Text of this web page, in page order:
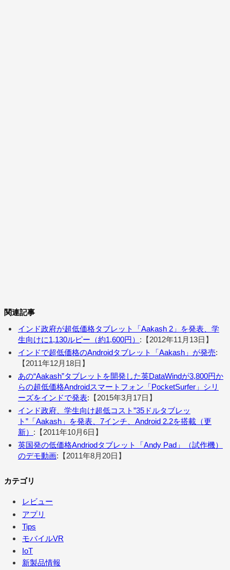
関連記事
インド政府が超低価格タブレット「Aakash 2」を発表、学
生向けに1,130ルピー（約1,600円） :【2012年11月13日】
インドで超低価格のAndroidタブレット「Aakash」が発売:
【2011年12月18日】
あの“Aakash”タブレットを開発した英DataWindが3,800円か
らの超低価格Androidスマートフォン「PocketSurfer」シリ
ーズをインドで発表:【2015年3月17日】
インド政府、学生向け超低コスト”35ドルタブレッ
ト”「Aakash」を発表、7インチ、Android 2.2を搭載（更
新） :【2011年10月6日】
英国発の低価格Andriodタブレット「Andy Pad」（試作機）
のデモ動画:【2011年8月20日】
カテゴリ
レビュー
アプリ
Tips
モバイルVR
IoT
新製品情報